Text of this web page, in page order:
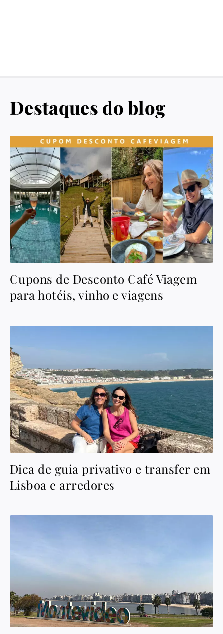
Destaques do blog
Cupons de Desconto Café Viagem
para hotéis, vinho e viagens
Dica de guia privativo e transfer em
Lisboa e arredores